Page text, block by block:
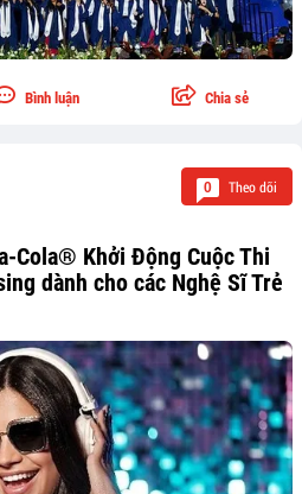
Bình luận Chia sẻ
0 Theo dõi
Cola® Khởi Động Cuộc Thi
dành cho các Nghệ Sĩ Trẻ